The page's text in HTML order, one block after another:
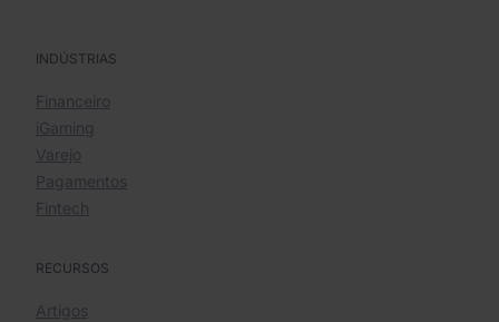
INDÚSTRIAS
Financeiro
iGaming
Varejo
Pagamentos
Fintech
RECURSOS
Artigos